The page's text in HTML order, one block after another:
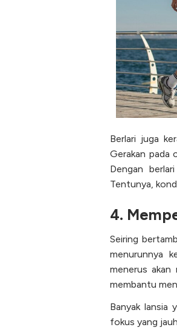
Berlari juga
Gerakan pada
Dengan
Tentunya,
4.
Seiring
menurunnya
menerus akan
membantu
Banyak lansia
fokus yang